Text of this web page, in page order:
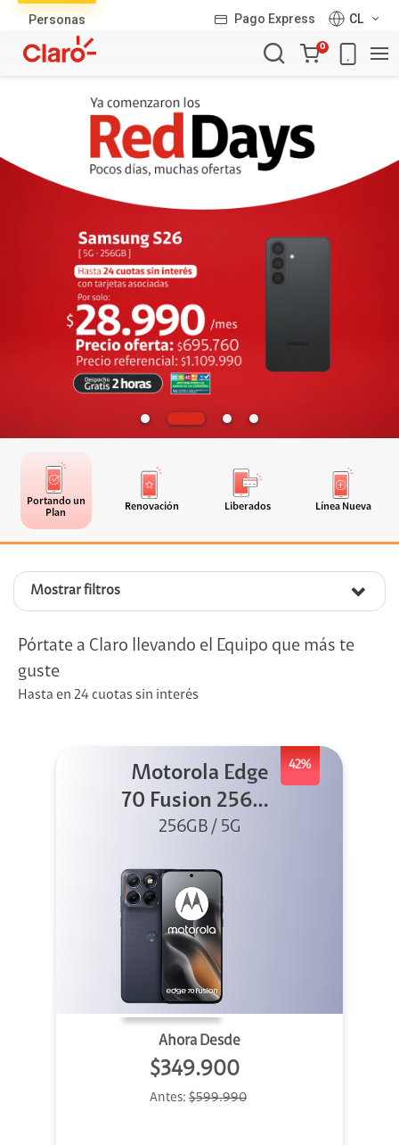
Personas Pago Express
CL
Carro
de
0
Portando un
Plan
Renovación Liberados Línea Nueva
Mostrar filtros
productos
Pórtate a Claro llevando el Equipo que más te
guste
Hasta en 24 cuotas sin interés
42%
Motorola Edge
70 Fusion 256GB
Azul
256GB / 5G
Ahora Desde
$349.900
Antes: $599.990